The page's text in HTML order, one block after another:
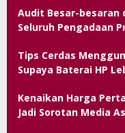
Audit Besar-besaran
Seluruh Pengadaan
Tips Cerdas
Supaya Baterai HP
Kenaikan Harga
Jadi Sorotan Media